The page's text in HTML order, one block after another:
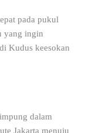
pada pukul
yang ingin
Kudus keesokan
dalam
Jakarta menuju